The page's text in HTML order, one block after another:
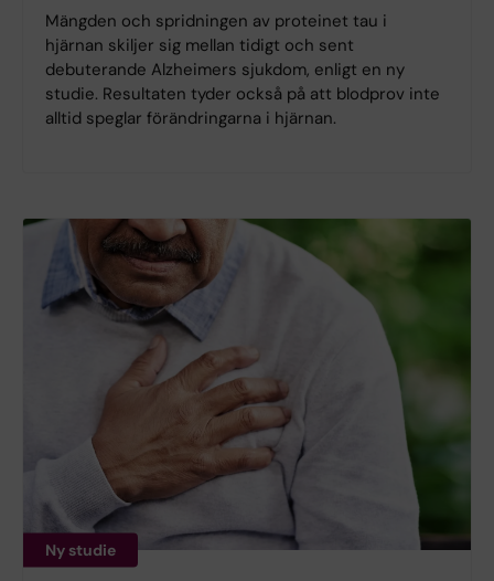
Mängden och spridningen av proteinet tau i
hjärnan skiljer sig mellan tidigt och sent
debuterande Alzheimers sjukdom, enligt en ny
studie. Resultaten tyder också på att blodprov inte
alltid speglar förändringarna i hjärnan.
Ny studie